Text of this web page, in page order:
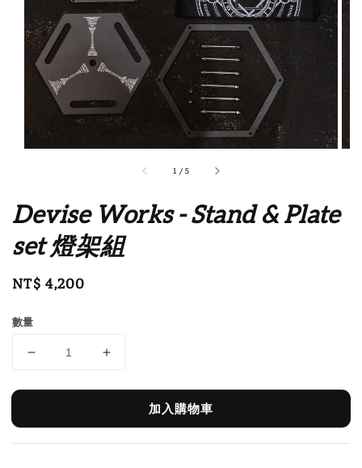
1 /5
Devise Works - Stand & Plate
set 燈架組
Regular
NT$ 4,200
數量
加入購物車